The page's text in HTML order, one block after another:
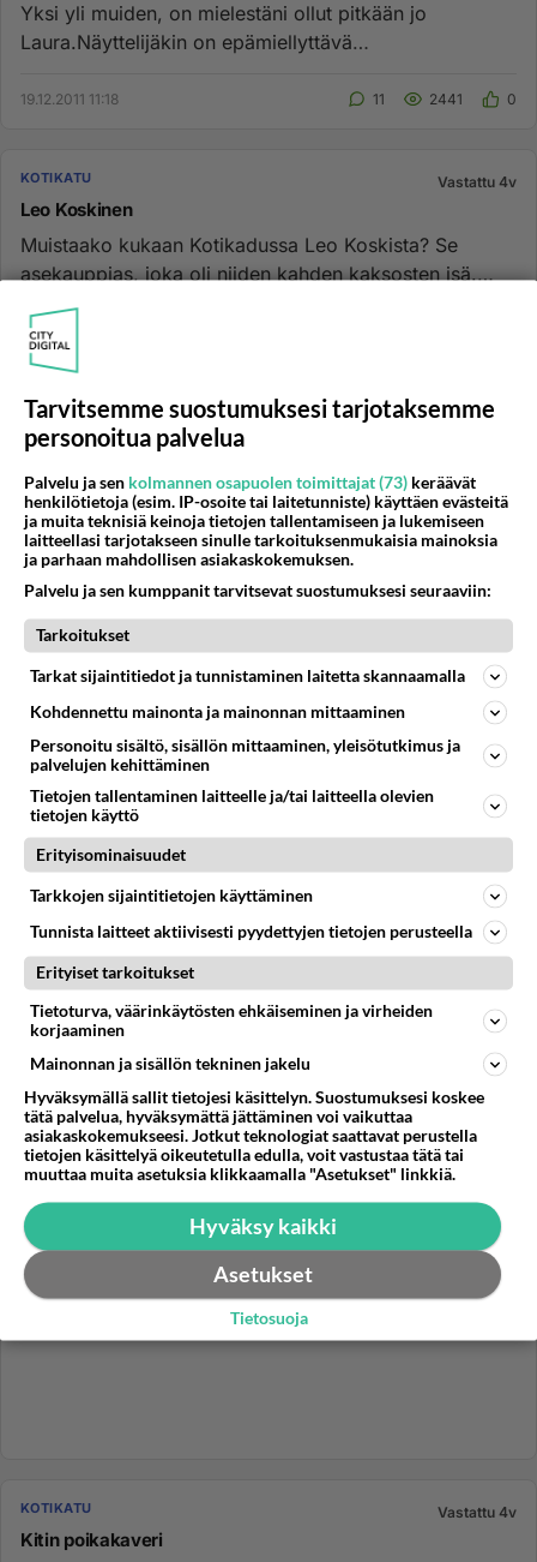
Yksi yli muiden, on mielestäni ollut pitkään jo
Laura.Näyttelijäkin on epämiellyttävä
19.12.2011 11:18 11 2441 0
KOTIKATU Vastattu 4v
Leo Koskinen
Muistaako kukaan Kotikadussa Leo Koskista? Se
asekauppias, joka oli niiden kahden kaksosten isä.
Näyttelijänä Svante Mar...
01.06.2009 14:38
KOTIKATU Vastattu 4v
Raju muutos
Eiköhän Janne Mäkimaan rooliin ole nyt tullut liian
suuri muutos, jos vähänkin luonnollisuuteen pyritään.
Ei kai kukaan ...
09.01.2009 10:54
KOTIKATU Vastattu 4v
Mitä vikaa Kotikadussa?
Olen katsonut Kotikatua viime syksystä asti ja
aikaisemmin kauden siitä lähtien kun Tuija-pappi
ilmestyi sarjaan enkä ta...
14.02.2009 19:01 19 2350
KOTIKATU Vastattu 4v
Miro ja Joni
Missähän näyttelijät Pavel ja Lev Linnainmaa nykyisin
vaikuttavat?...
31.01.2021 19:13
KOTIKATU Vastattu 4v
Kitin poikakaveri
Tarvitsemme suostumuksesi tarjotaksemme
personoitua palvelua
Palvelu ja sen kolmannen osapuolen toimittajat (73) keräävät
henkilötietoja (esim. IP-osoite tai laitetunniste) käyttäen evästeitä
ja muita teknisiä keinoja tietojen tallentamiseen ja lukemiseen
laitteellasi tarjotakseen sinulle tarkoituksenmukaisia mainoksia
ja parhaan mahdollisen asiakaskokemuksen.
Palvelu ja sen kumppanit tarvitsevat suostumuksesi seuraaviin:
Tarkoitukset
Tarkat sijaintitiedot ja tunnistaminen laitetta skannaamalla
Kohdennettu mainonta ja mainonnan mittaaminen
Personoitu sisältö, sisällön mittaaminen, yleisötutkimus ja
palvelujen kehittäminen
Tietojen tallentaminen laitteelle ja/tai laitteella olevien
tietojen käyttö
Erityisominaisuudet
Tarkkojen sijaintitietojen käyttäminen
Tunnista laitteet aktiivisesti pyydettyjen tietojen perusteella
Erityiset tarkoitukset
Tietoturva, väärinkäytösten ehkäiseminen ja virheiden
korjaaminen
Mainonnan ja sisällön tekninen jakelu
Hyväksymällä sallit tietojesi käsittelyn. Suostumuksesi koskee
tätä palvelua, hyväksymättä jättäminen voi vaikuttaa
asiakaskokemukseesi. Jotkut teknologiat saattavat perustella
tietojen käsittelyä oikeutetulla edulla, voit vastustaa tätä tai
muuttaa muita asetuksia klikkaamalla "Asetukset" linkkiä.
Hyväksy kaikki
Asetukset
Tietosuoja